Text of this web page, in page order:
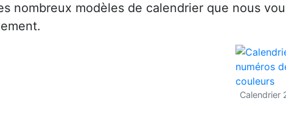
nombreux modèles de calendrier que nous
Calendrier